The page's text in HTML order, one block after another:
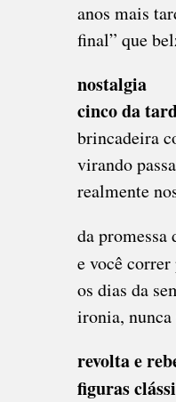
anos mais
final” que
nostalgia
cinco da
brincadeira
virando
realmente
da promessa
e você correr
os dias da
ironia, nunca
revolta e
figuras